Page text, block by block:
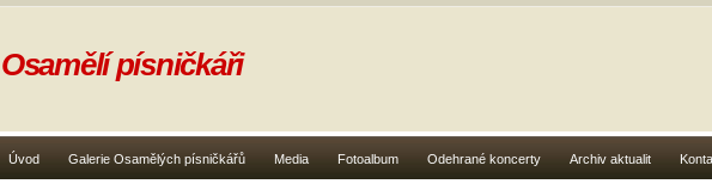
Úvod Galerie Osamělých písničkářů Media Fotoalbum Odehrané koncerty Archiv aktualit
Osamělí písničkáři